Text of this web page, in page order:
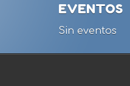
EVENTOS
Sin eventos